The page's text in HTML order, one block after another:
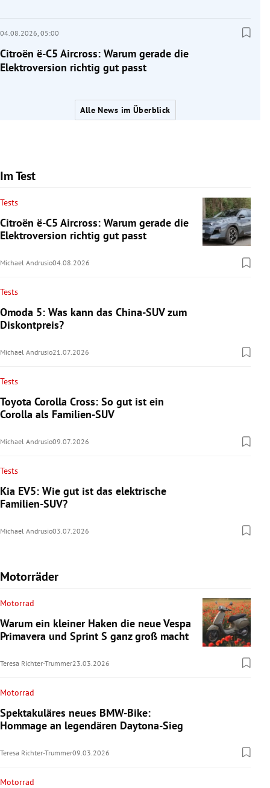
04.08.2026, 05:00
Citroën ë-C5 Aircross: Warum gerade die
Elektroversion richtig gut passt
Alle News im Überblick
Im Test
Tests
Citroën ë-C5 Aircross: Warum gerade die
Elektroversion richtig gut passt
Michael Andrusio04.08.2026
Tests
Omoda 5: Was kann das China-SUV zum
Diskontpreis?
Michael Andrusio21.07.2026
Tests
Toyota Corolla Cross: So gut ist ein
Corolla als Familien-SUV
Michael Andrusio09.07.2026
Tests
Kia EV5: Wie gut ist das elektrische
Familien-SUV?
Michael Andrusio03.07.2026
Motorräder
Motorrad
Warum ein kleiner Haken die neue Vespa
Primavera und Sprint S ganz groß macht
Teresa Richter-Trummer23.03.2026
Motorrad
Spektakuläres neues BMW-Bike:
Hommage an legendären Daytona-Sieg
Teresa Richter-Trummer09.03.2026
Motorrad